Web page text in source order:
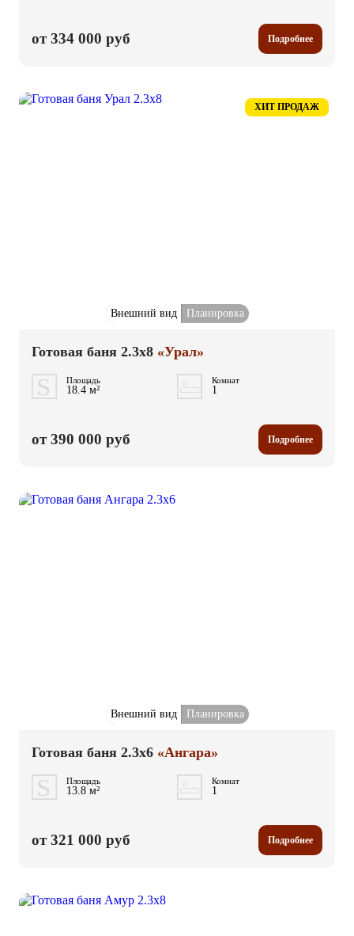
от 334 000 руб Подробнее
ХИТ ПРОДАЖ
Внешний вид Планировка
Готовая баня 2.3x8 «Урал»
Площадь
18.4 м²
Комнат
1
от 390 000 руб Подробнее
Внешний вид Планировка
Готовая баня 2.3x6 «Ангара»
Площадь
13.8 м²
Комнат
1
от 321 000 руб Подробнее